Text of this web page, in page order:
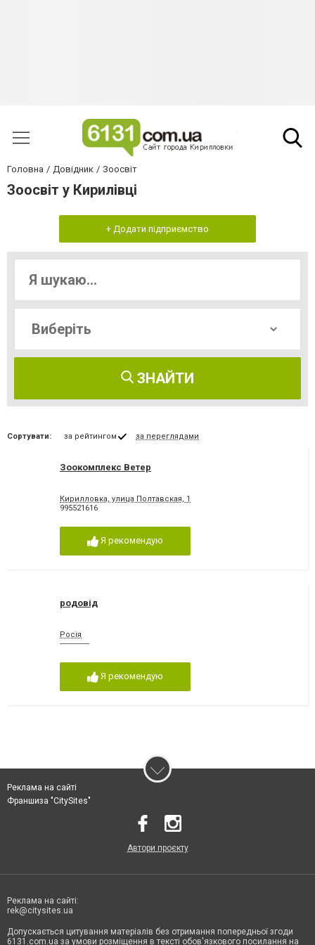
Головна Довідник Зоосвіт
Зоосвіт у Кирилівці
+ Додати підприємство
ЗНАЙТИ
Сортувати: за рейтингом за переглядами
Зоокомплекс Ветер
Кирилловка, улица Полтавская, 1
995521616
Я рекомендую
родовід
Росія
--------------
Я рекомендую
Реклама на сайті
Франшиза "CitySites"
Автори проєкту
Реклама на сайті:
rek@citysites.ua
Допускається цитування матеріалів без отримання попередньої згоди
6131.com.ua за умови розміщення в тексті обов'язкового посилання на